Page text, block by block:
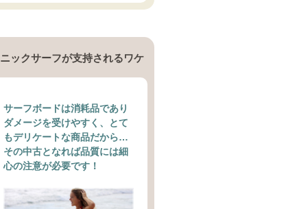
ニックサーフが支持されるワケ
サーフボードは消耗品であり
ダメージを受けやすく、とて
もデリケートな商品だから…
その中古となれば品質には細
心の注意が必要です！